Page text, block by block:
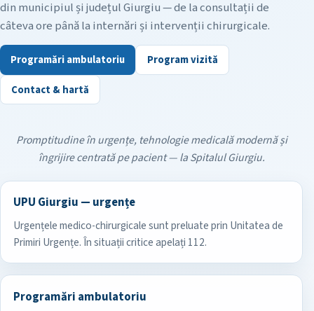
din municipiul și județul Giurgiu — de la consultații de
câteva ore până la internări și intervenții chirurgicale.
Programări ambulatoriu Program vizită
Contact & hartă
Promptitudine în urgențe, tehnologie medicală modernă și
îngrijire centrată pe pacient — la Spitalul Giurgiu.
UPU Giurgiu — urgențe
Urgențele medico-chirurgicale sunt preluate prin Unitatea de
Primiri Urgențe. În situații critice apelați 112.
Programări ambulatoriu